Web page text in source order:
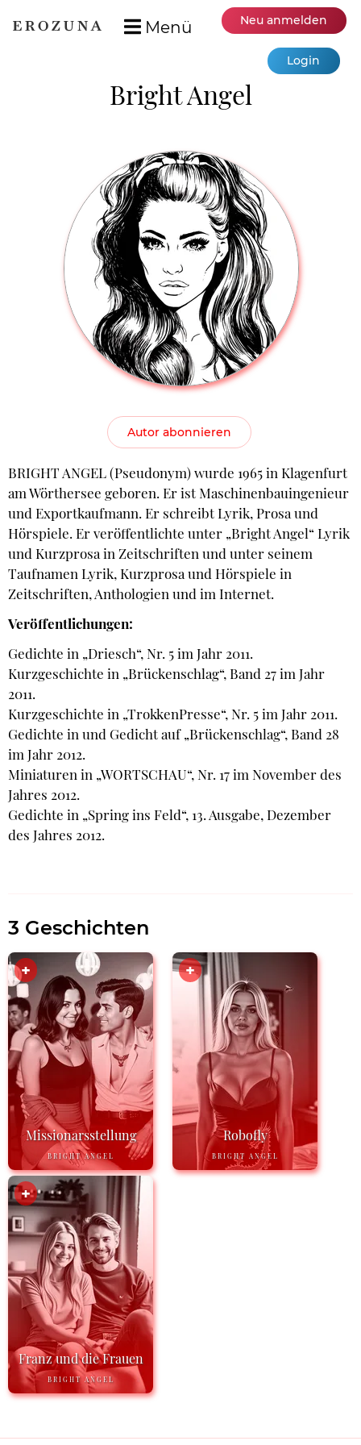
Menü Neu anmelden
Login
Bright Angel
Autor abonnieren
BRIGHT ANGEL (Pseudonym) wurde 1965 in Klagenfurt
am Wörthersee geboren. Er ist Maschinenbauingenieur
und Exportkaufmann. Er schreibt Lyrik, Prosa und
Hörspiele. Er veröffentlichte unter „Bright Angel“ Lyrik
und Kurzprosa in Zeitschriften und unter seinem
Taufnamen Lyrik, Kurzprosa und Hörspiele in
Zeitschriften, Anthologien und im Internet.
Veröffentlichungen:
Gedichte in „Driesch“, Nr. 5 im Jahr 2011.
Kurzgeschichte in „Brückenschlag“, Band 27 im Jahr
2011.
Kurzgeschichte in „TrokkenPresse“, Nr. 5 im Jahr 2011.
Gedichte in und Gedicht auf „Brückenschlag“, Band 28
im Jahr 2012.
Miniaturen in „WORTSCHAU“, Nr. 17 im November des
Jahres 2012.
Gedichte in „Spring ins Feld“, 13. Ausgabe, Dezember
des Jahres 2012.
3 Geschichten
Missionarsstellung
BRIGHT ANGEL
Robofly
BRIGHT ANGEL
Franz und die Frauen
BRIGHT ANGEL